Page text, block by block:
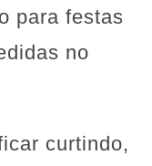
para festas
no
curtindo,